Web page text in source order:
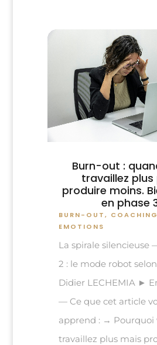
Burn-out :
travaillez plus
produire moins.
en phase
BURN-OUT, COACHING
EMOTIONS
La spirale silencieuse
2 : le mode robot
Didier LECHEMIA ►
— Ce que cet article
apprend : → Pourquoi
travaillez plus mais